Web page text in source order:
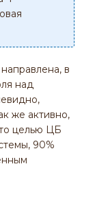
в
над
же активно,
целью ЦБ
90%